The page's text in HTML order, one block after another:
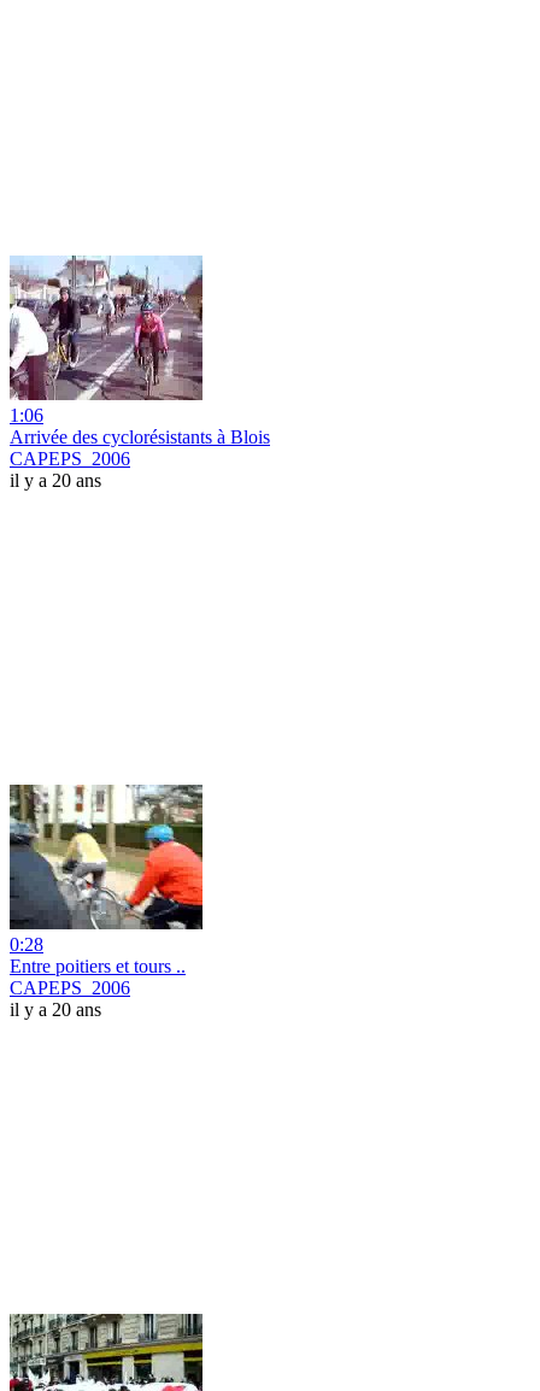
1:06
Arrivée des cyclorésistants à Blois
CAPEPS_2006
il y a 20 ans
0:28
Entre poitiers et tours ..
CAPEPS_2006
il y a 20 ans